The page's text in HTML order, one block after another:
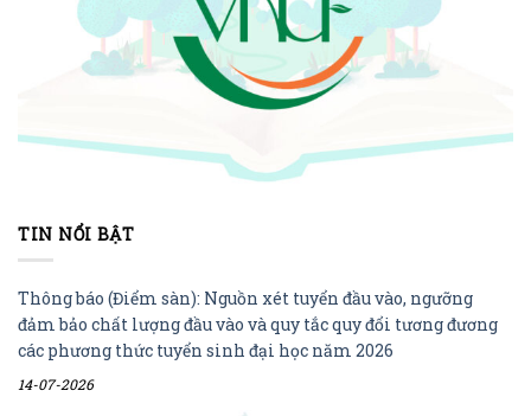
TIN NỔI BẬT
Thông báo (Điểm sàn): Nguồn xét tuyển đầu vào, ngưỡng
đảm bảo chất lượng đầu vào và quy tắc quy đổi tương đương
các phương thức tuyển sinh đại học năm 2026
14-07-2026